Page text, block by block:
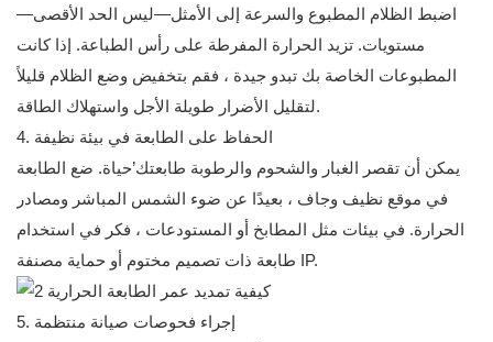
اضبط الظلام المطبوع والسرعة إلى الأمثل—ليس الحد الأقصى—
مستويات. تزيد الحرارة المفرطة على رأس الطباعة. إذا كانت
المطبوعات الخاصة بك تبدو جيدة ، فقم بتخفيض وضع الظلام قليلاً
لتقليل الأضرار طويلة الأجل واستهلاك الطاقة.
4. الحفاظ على الطابعة في بيئة نظيفة
يمكن أن تقصر الغبار والشحوم والرطوبة طابعتك’حياة. ضع الطابعة
في موقع نظيف وجاف ، بعيدًا عن ضوء الشمس المباشر ومصادر
الحرارة. في بيئات مثل المطابخ أو المستودعات ، فكر في استخدام
طابعة ذات تصميم مختوم أو حماية مصنفة IP.
5. إجراء فحوصات صيانة منتظمة